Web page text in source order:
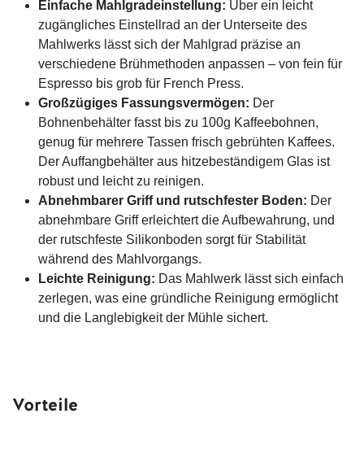
Einfache Mahlgradeinstellung: Über ein leicht
zugängliches Einstellrad an der Unterseite des
Mahlwerks lässt sich der Mahlgrad präzise an
verschiedene Brühmethoden anpassen – von fein für
Espresso bis grob für French Press.
Großzügiges Fassungsvermögen: Der
Bohnenbehälter fasst bis zu 100g Kaffeebohnen,
genug für mehrere Tassen frisch gebrühten Kaffees.
Der Auffangbehälter aus hitzebeständigem Glas ist
robust und leicht zu reinigen.
Abnehmbarer Griff und rutschfester Boden: Der
abnehmbare Griff erleichtert die Aufbewahrung, und
der rutschfeste Silikonboden sorgt für Stabilität
während des Mahlvorgangs.
Leichte Reinigung: Das Mahlwerk lässt sich einfach
zerlegen, was eine gründliche Reinigung ermöglicht
und die Langlebigkeit der Mühle sichert.
Vorteile